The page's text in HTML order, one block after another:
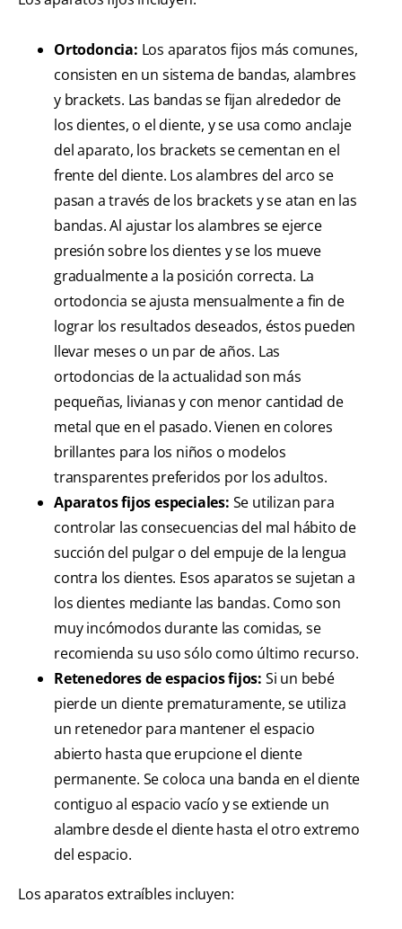
Ortodoncia: Los aparatos fijos más comunes,
consisten en un sistema de bandas, alambres
y brackets. Las bandas se fijan alrededor de
los dientes, o el diente, y se usa como anclaje
del aparato, los brackets se cementan en el
frente del diente. Los alambres del arco se
pasan a través de los brackets y se atan en las
bandas. Al ajustar los alambres se ejerce
presión sobre los dientes y se los mueve
gradualmente a la posición correcta. La
ortodoncia se ajusta mensualmente a fin de
lograr los resultados deseados, éstos pueden
llevar meses o un par de años. Las
ortodoncias de la actualidad son más
pequeñas, livianas y con menor cantidad de
metal que en el pasado. Vienen en colores
brillantes para los niños o modelos
transparentes preferidos por los adultos.
Aparatos fijos especiales: Se utilizan para
controlar las consecuencias del mal hábito de
succión del pulgar o del empuje de la lengua
contra los dientes. Esos aparatos se sujetan a
los dientes mediante las bandas. Como son
muy incómodos durante las comidas, se
recomienda su uso sólo como último recurso.
Retenedores de espacios fijos: Si un bebé
pierde un diente prematuramente, se utiliza
un retenedor para mantener el espacio
abierto hasta que erupcione el diente
permanente. Se coloca una banda en el diente
contiguo al espacio vacío y se extiende un
alambre desde el diente hasta el otro extremo
del espacio.
Los aparatos extraíbles incluyen: